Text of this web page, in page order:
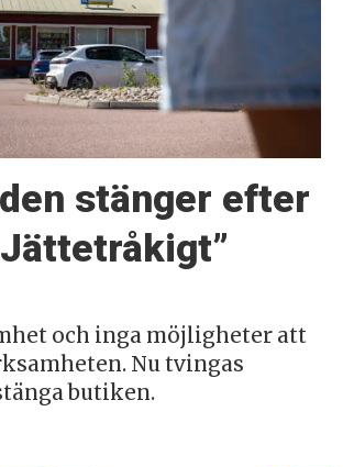
stänger efter
och inga möjligheter att
Nu tvingas
butiken.